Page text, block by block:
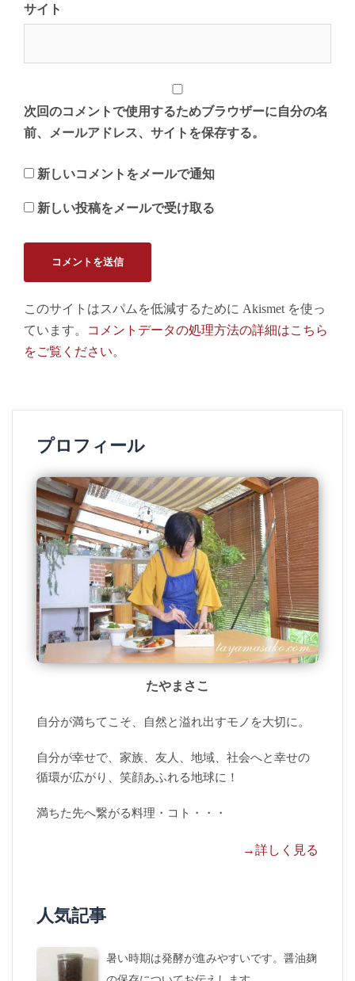
サイト
次回のコメントで使用するためブラウザーに自分の名
前、メールアドレス、サイトを保存する。
新しいコメントをメールで通知
新しい投稿をメールで受け取る
このサイトはスパムを低減するために Akismet を使っ
ています。
コメントデータの処理方法の詳細はこちら
をご覧ください。
プロフィール
たやまさこ
自分が満ちてこそ、自然と溢れ出すモノを大切に。
自分が幸せで、家族、友人、地域、社会へと幸せの
循環が広がり、笑顔あふれる地球に！
満ちた先へ繋がる料理・コト・・・
→詳しく見る
人気記事
暑い時期は発酵が進みやすいです。醤油麹